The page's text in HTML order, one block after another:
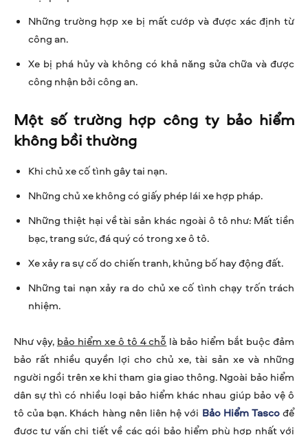
Những trường hợp xe bị mất cướp và được xác định từ
công an.
Xe bị phá hủy và không có khả năng sửa chữa và được
công nhận bởi công an.
Một số trường hợp công ty bảo hiểm
không bồi thường
Khi chủ xe cố tình gây tai nạn.
Những chủ xe không có giấy phép lái xe hợp pháp.
Những thiệt hại về tài sản khác ngoài ô tô như: Mất tiền
bạc, trang sức, đá quý có trong xe ô tô.
Xe xảy ra sự cố do chiến tranh, khủng bố hay động đất.
Những tai nạn xảy ra do chủ xe cố tình chạy trốn trách
nhiệm.
Như vậy, bảo hiểm xe ô tô 4 chỗ là bảo hiểm bắt buộc đảm
bảo rất nhiều quyền lợi cho chủ xe, tài sản xe và những
người ngồi trên xe khi tham gia giao thông. Ngoài bảo hiểm
dân sự thì có nhiều loại bảo hiểm khác nhau giúp bảo vệ ô
tô của bạn. Khách hàng nên liên hệ với Bảo Hiểm Tascođể
được tư vấn chi tiết về các gói bảo hiểm phù hợp nhất với